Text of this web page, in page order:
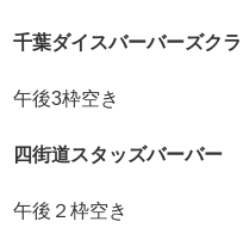
千葉ダイスバーバーズク
午後3枠空き
四街道スタッズバーバー
午後２枠空き